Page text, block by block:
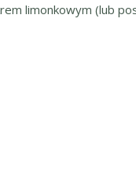
limonkowym (lub